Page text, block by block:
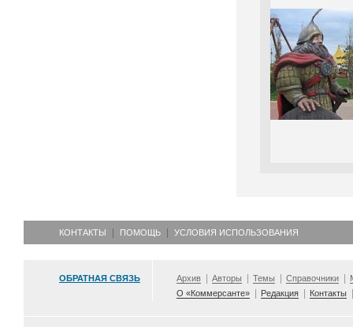
КОНТАКТЫ ПОМОЩЬ УСЛОВИЯ ИСПОЛЬЗОВАНИЯ
ОБРАТНАЯ СВЯЗЬ Архив Авторы Темы Справочники
О «Коммерсанте»
Редакция Контакты